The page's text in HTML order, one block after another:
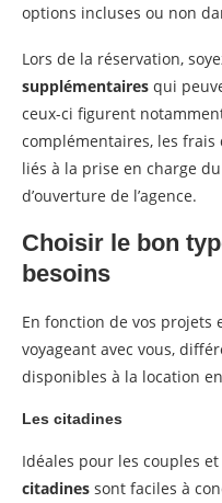
options incluses ou non
Lors de la réservation,
supplémentaires qui
ceux-ci figurent
complémentaires, les frais
liés à la prise en charge
d’ouverture de l’agence.
Choisir le bon
besoins
En fonction de vos projets
voyageant avec vous,
disponibles à la location
Les citadines
Idéales pour les couples
citadines sont faciles à